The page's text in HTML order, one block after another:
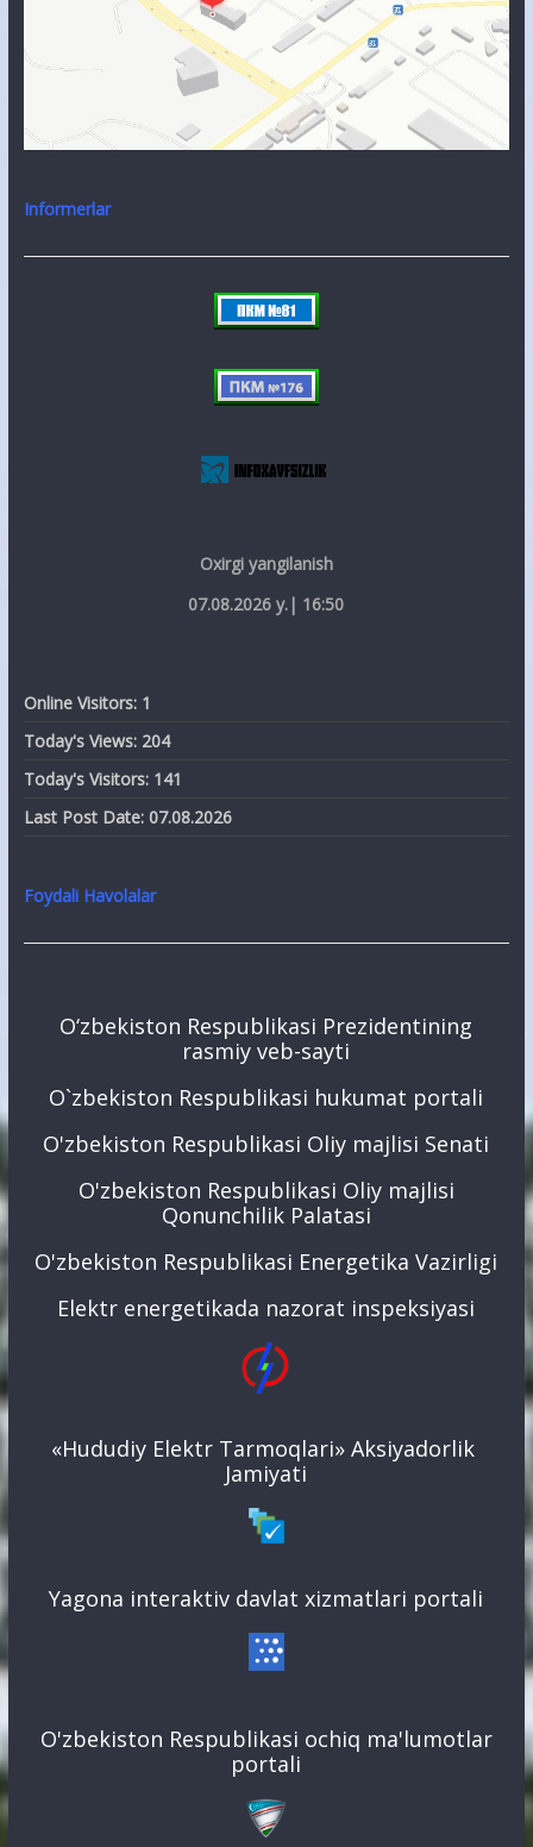
Informerlar
Oxirgi yangilanish
07.08.2026 y.| 16:50
Online Visitors: 1
Today's Views: 204
Today's Visitors: 141
Last Post Date: 07.08.2026
Foydali Havolalar
O‘zbekiston Respublikasi Prezidentining
rasmiy veb-sayti
O`zbekiston Respublikasi hukumat portali
O'zbekiston Respublikasi Oliy majlisi Senati
O'zbekiston Respublikasi Oliy majlisi
Qonunchilik Palatasi
O'zbekiston Respublikasi Energetika Vazirligi
Elektr energetikada nazorat inspeksiyasi
«Hududiy Elektr Tarmoqlari» Aksiyadorlik
Jamiyati
Yagona interaktiv davlat xizmatlari portali
O'zbekiston Respublikasi ochiq ma'lumotlar
portali